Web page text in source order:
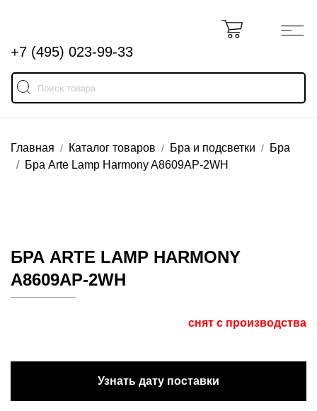
+7 (495) 023-99-33
Главная Каталог товаров Бра и подсветки
Бра
Бра Arte Lamp Harmony A8609AP-2WH
БРА ARTE LAMP HARMONY
A8609AP-2WH
снят с производства
Узнать дату поставки